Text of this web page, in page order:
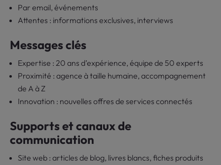
Par email, événements
Attentes : informations exclusives, interviews
Messages clés
Expertise : 20 ans d’expérience, équipe de 50 experts
Proximité : agence à taille humaine, accompagnement
de A à Z
Innovation : nouvelles offres de services connectés
Supports et canaux de
communication
Site web : articles de blog, livres blancs, fiches produits